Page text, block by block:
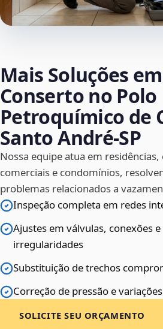
Mais Soluções
Conserto no Polo
Petroquímico de
Santo André‑SP
Nossa equipe atua em
comerciais e condomínios,
problemas relacionados a
Inspeção completa em redes
Ajustes em válvulas, conexões
irregularidades
Substituição de trechos
Correção de pressão e
SOLICITE SEU ORÇAMENTO